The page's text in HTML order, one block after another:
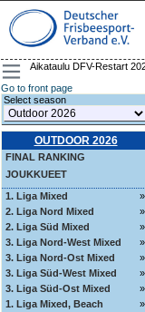
Aikataulu DFV-Restart
Go to front page
Select season
OUTDOOR 2026
FINAL RANKING
JOUKKUEET
1. Liga Mixed
»
2. Liga Nord Mixed
»
2. Liga Süd Mixed
»
3. Liga Nord-West Mixed
»
3. Liga Nord-Ost Mixed
»
3. Liga Süd-West Mixed
»
3. Liga Süd-Ost Mixed
»
1. Liga Mixed, Beach
»